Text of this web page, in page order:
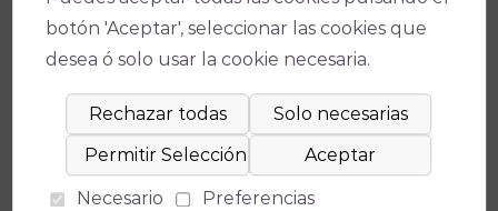
Promotor
Fundación Don Bosco Salesianos Social
Facebook
X WhatsApp
Email
Copy
Link
botón 'Aceptar', seleccionar las cookies que
desea ó solo usar la cookie necesaria.
Necesario
Preferencias